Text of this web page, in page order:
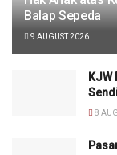
Balap Sepeda
9 AUGUST 2026
KJW
8